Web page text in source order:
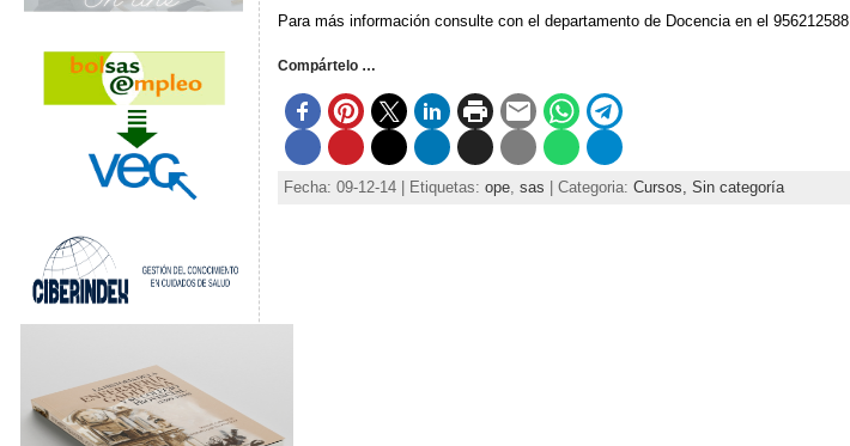
Para más información consulte con el departamento de Docencia en el 956212588.
Compártelo …
Fecha: 09-12-14 | Etiquetas: ope, sas | Categoria: Cursos, Sin categoría